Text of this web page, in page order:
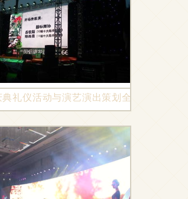
庆典与活动策划服务
典礼仪活动与演艺演出策划全攻略